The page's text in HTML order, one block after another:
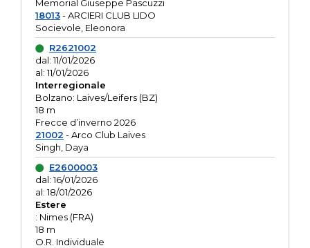
Memorial Giuseppe Pascuzzi
18013- ARCIERI CLUB LIDO
Socievole, Eleonora
R2621002
dal: 11/01/2026
al: 11/01/2026
Interregionale
Bolzano: Laives/Leifers (BZ)
18 m
Frecce d’inverno 2026
21002 - Arco Club Laives
Singh, Daya
E2600003
dal: 16/01/2026
al: 18/01/2026
Estere
: Nimes (FRA)
18 m
O.R. Individuale